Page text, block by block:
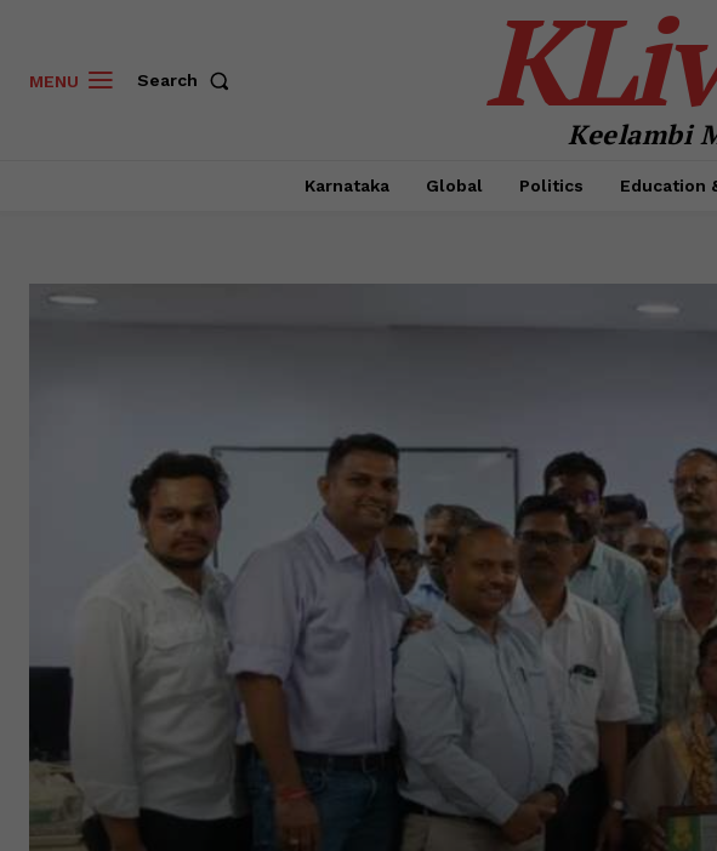
MENU Search
Keelambi
Karnataka Global Politics Education